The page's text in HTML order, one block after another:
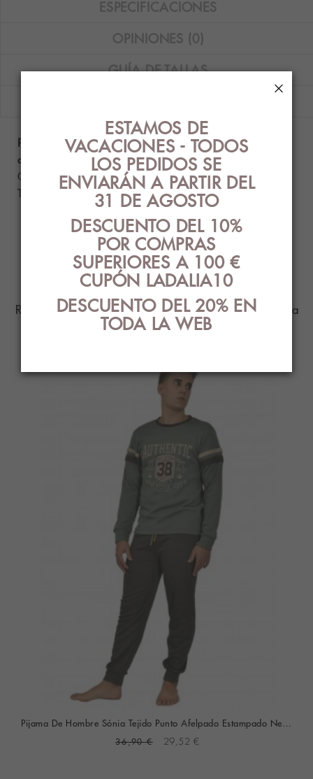
ESPECIFICACIONES
OPINIONES (0)
GUÍA DE TALLAS
Pijama de hombre Sónia de tejido de punto
afelpado con bordado de coches en color gris.
Composición: 50% algodón - 50% poliéster.
Tallas disponibles: S.
PRODUCTOS
RELACIONADOS
Ropa Interior con el mejor diseño y estilo para
ti
Pijama De Hombre Sónia Tejido Punto Afelpado Estampado New York (Granate)
36,90 € 29,52 €
ESTAMOS DE
VACACIONES - TODOS
LOS PEDIDOS SE
ENVIARÁN A PARTIR DEL
31 DE AGOSTO
DESCUENTO DEL 10%
POR COMPRAS
SUPERIORES A 100 €
CUPÓN LADALIA10
DESCUENTO DEL 20% EN
TODA LA WEB
×